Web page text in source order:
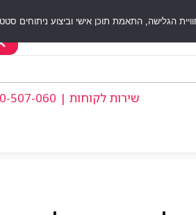
שירות לקוחות | 1-700-507-060